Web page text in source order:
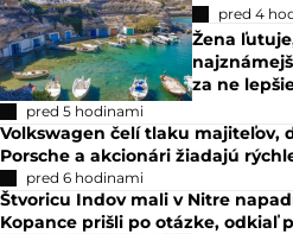
pred 4
Žena
za ne
pred 5 hodinami
Volkswagen čelí tlaku majiteľov,
Porsche a akcionári žiadajú
pred 6 hodinami
Štvoricu Indov mali v Nitre
Kopance prišli po otázke, odkiaľ